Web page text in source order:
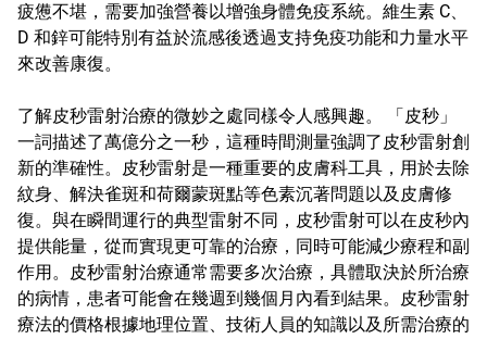
疲憊不堪，需要加強營養以增強身體免疫系統。維生素 C、
D 和鋅可能特別有益於流感後透過支持免疫功能和力量水平
來改善康復。
了解皮秒雷射治療的微妙之處同樣令人感興趣。 「皮秒」
一詞描述了萬億分之一秒，這種時間測量強調了皮秒雷射創
新的準確性。皮秒雷射是一種重要的皮膚科工具，用於去除
紋身、解決雀斑和荷爾蒙斑點等色素沉著問題以及皮膚修
復。與在瞬間運行的典型雷射不同，皮秒雷射可以在皮秒內
提供能量，從而實現更可靠的治療，同時可能減少療程和副
作用。皮秒雷射治療通常需要多次治療，具體取決於所治療
的病情，患者可能會在幾週到幾個月內看到結果。皮秒雷射
療法的價格根據地理位置、技術人員的知識以及所需治療的